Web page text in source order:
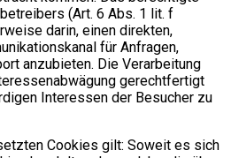
(Art. 6 Abs. 1 lit. f
darin, einen direkten,
für Anfragen,
anzubieten. Die Verarbeitung
gerechtfertigt
Interessen der Besucher zu
Cookies gilt: Soweit es sich